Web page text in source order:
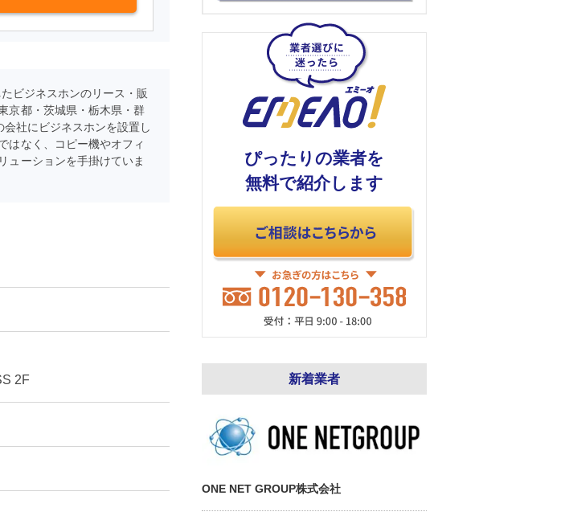
ビジネスホンのリース・販
京都・茨城県・栃木県・群
社にビジネスホンを設置し
はなく、コピー機やオフィ
ューションを手掛けていま
2F
ぴったりの業者を
無料で紹介します
新着業者
ONE NET GROUP株式会社